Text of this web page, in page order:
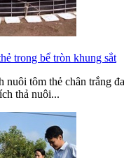
trong bể tròn khung sắt
nuôi tôm thẻ chân trắng
thả nuôi...